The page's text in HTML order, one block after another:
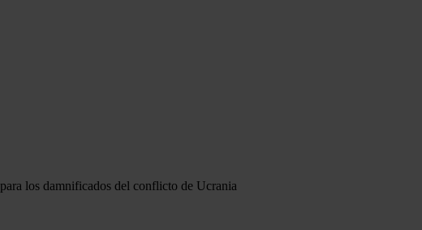
los damnificados del conflicto de Ucrania